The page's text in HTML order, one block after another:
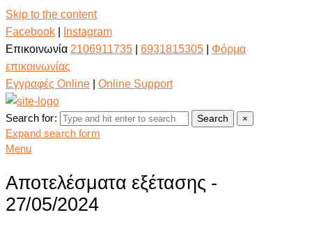
Skip to the content
Facebook
Instagram
Επικοινωνία 2106911735 6931815305
Φόρμα
επικοινωνίας
Εγγραφές Online
Online Support
Search for: Search ×
Expand search form
Menu
Αποτελέσματα εξέτασης -
27/05/2024